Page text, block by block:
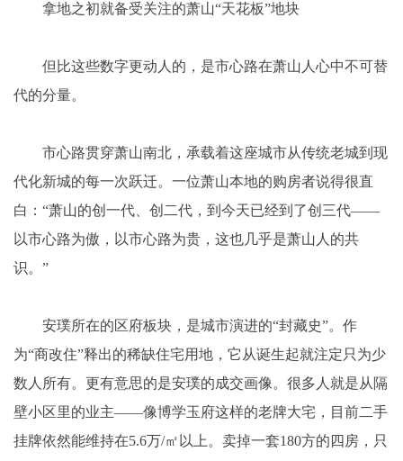
拿地之初就备受关注的萧山“天花板”地块
但比这些数字更动人的，是市心路在萧山人心中不可替
代的分量。
市心路贯穿萧山南北，承载着这座城市从传统老城到现
代化新城的每一次跃迁。一位萧山本地的购房者说得很直
白：“萧山的创一代、创二代，到今天已经到了创三代——
以市心路为傲，以市心路为贵，这也几乎是萧山人的共
识。”
安璞所在的区府板块，是城市演进的“封藏史”。作
为“商改住”释出的稀缺住宅用地，它从诞生起就注定只为少
数人所有。更有意思的是安璞的成交画像。很多人就是从隔
壁小区里的业主——像博学玉府这样的老牌大宅，目前二手
挂牌依然能维持在5.6万/㎡以上。卖掉一套180方的四房，只